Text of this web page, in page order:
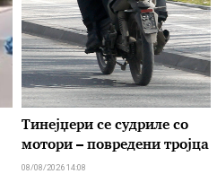
Тинејџери се судриле со
мотори – повредени тројца
08/08/2026 14:08